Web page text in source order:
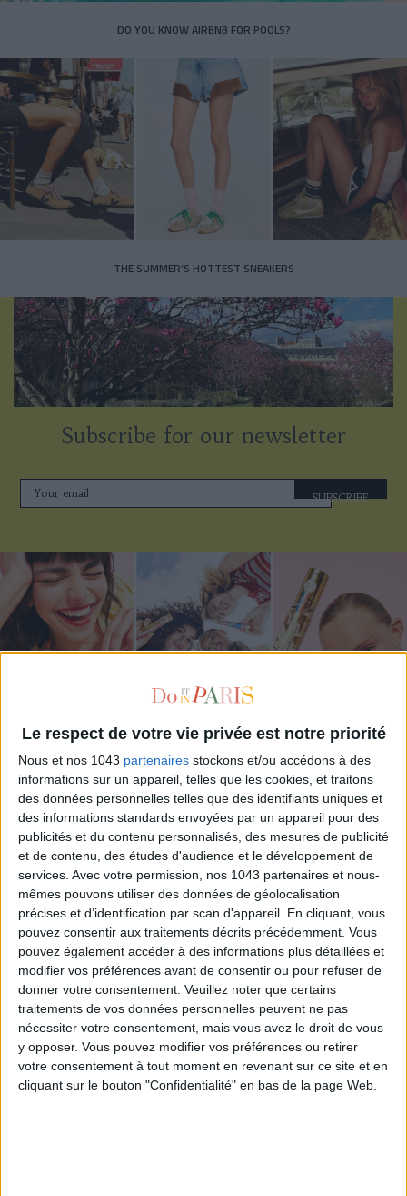
Le respect de votre vie privée est notre priorité
Nous et nos 1043 partenaires stockons et/ou accédons à des
informations sur un appareil, telles que les cookies, et traitons
des données personnelles telles que des identifiants uniques et
des informations standards envoyées par un appareil pour des
publicités et du contenu personnalisés, des mesures de publicité
et de contenu, des études d'audience et le développement de
services. Avec votre permission, nos 1043 partenaires et nous-
mêmes pouvons utiliser des données de géolocalisation
précises et d’identification par scan d'appareil. En cliquant, vous
pouvez consentir aux traitements décrits précédemment. Vous
pouvez également accéder à des informations plus détaillées et
modifier vos préférences avant de consentir ou pour refuser de
donner votre consentement. Veuillez noter que certains
traitements de vos données personnelles peuvent ne pas
nécessiter votre consentement, mais vous avez le droit de vous
y opposer. Vous pouvez modifier vos préférences ou retirer
votre consentement à tout moment en revenant sur ce site et en
cliquant sur le bouton "Confidentialité" en bas de la page Web.
DO YOU KNOW AIRBNB FOR POOLS?
THE SUMMER’S HOTTEST SNEAKERS
Subscribe for our newsletter
SUBSCRIBE
ADOPT PARFUMS IS REVOLUTIONIZING AFFORDABLE MADE-IN-FRANCE
FRAGRANCES
15 IDEAS FOR ENJOYING AUGUST IN PARIS